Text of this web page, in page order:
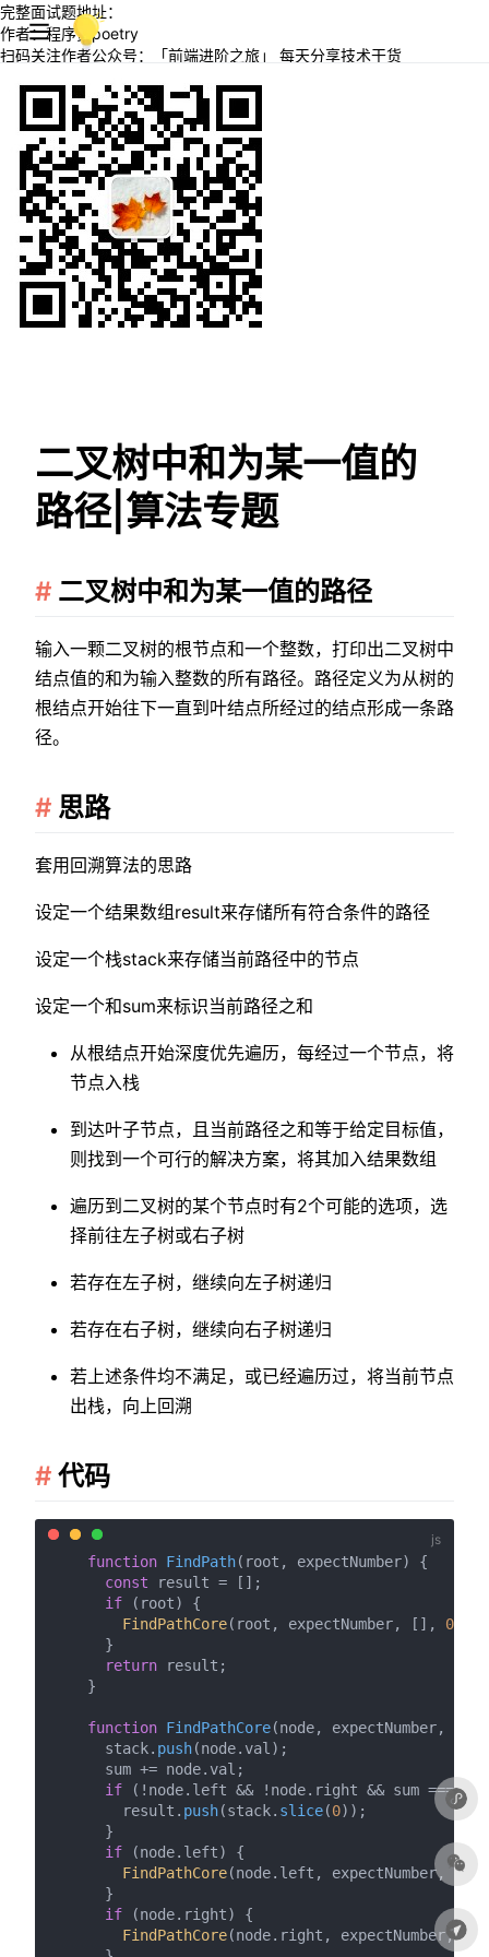
完整面试题地址：
作者：程序员poetry
扫码关注作者公众号：「前端进阶之旅」 每天分享技术干货
二叉树中和为某一值的
路径|算法专题
二叉树中和为某一值的路径
输入一颗二叉树的根节点和一个整数，打印出二叉树中
结点值的和为输入整数的所有路径。路径定义为从树的
根结点开始往下一直到叶结点所经过的结点形成一条路
径。
思路
套用回溯算法的思路
设定一个结果数组result来存储所有符合条件的路径
设定一个栈stack来存储当前路径中的节点
设定一个和sum来标识当前路径之和
从根结点开始深度优先遍历，每经过一个节点，将
节点入栈
到达叶子节点，且当前路径之和等于给定目标值，
则找到一个可行的解决方案，将其加入结果数组
遍历到二叉树的某个节点时有2个可能的选项，选
择前往左子树或右子树
若存在左子树，继续向左子树递归
若存在右子树，继续向右子树递归
若上述条件均不满足，或已经遍历过，将当前节点
出栈，向上回溯
代码
function FindPath( root, expectNumber) {
const result = [];
if (root) {
FindPathCore(root, expectNumber, [], 0
      }
return result;
    }
function FindPathCore(node, expectNumber,
      stack.
push(node. val );
      sum += node.
val ;
if (!node. left && !node. right && sum ===
        result.
push(stack. slice(0));
      }
if (node. left) {
FindPathCore(node. left , expectNumber,
      }
if (node. right) {
FindPathCore(node. right , expectNumber,